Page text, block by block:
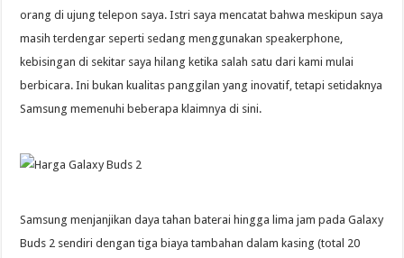
orang di ujung telepon saya. Istri saya mencatat bahwa meskipun saya
masih terdengar seperti sedang menggunakan speakerphone,
kebisingan di sekitar saya hilang ketika salah satu dari kami mulai
berbicara. Ini bukan kualitas panggilan yang inovatif, tetapi setidaknya
Samsung memenuhi beberapa klaimnya di sini.
Samsung menjanjikan daya tahan baterai hingga lima jam pada Galaxy
Buds 2 sendiri dengan tiga biaya tambahan dalam kasing (total 20